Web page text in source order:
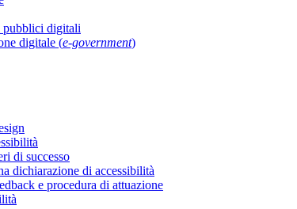
pubblici digitali
digitale (e-government)
di successo
dichiarazione di accessibilità
e procedura di attuazione